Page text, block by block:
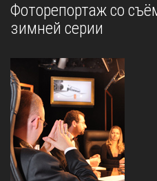
Фоторепортаж со
зимней серии